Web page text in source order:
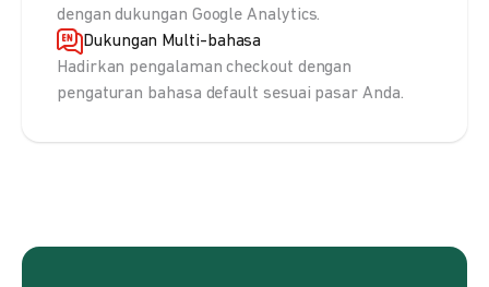
dengan dukungan Google Analytics.
Dukungan Multi-bahasa
Hadirkan pengalaman checkout dengan
pengaturan bahasa default sesuai pasar Anda.